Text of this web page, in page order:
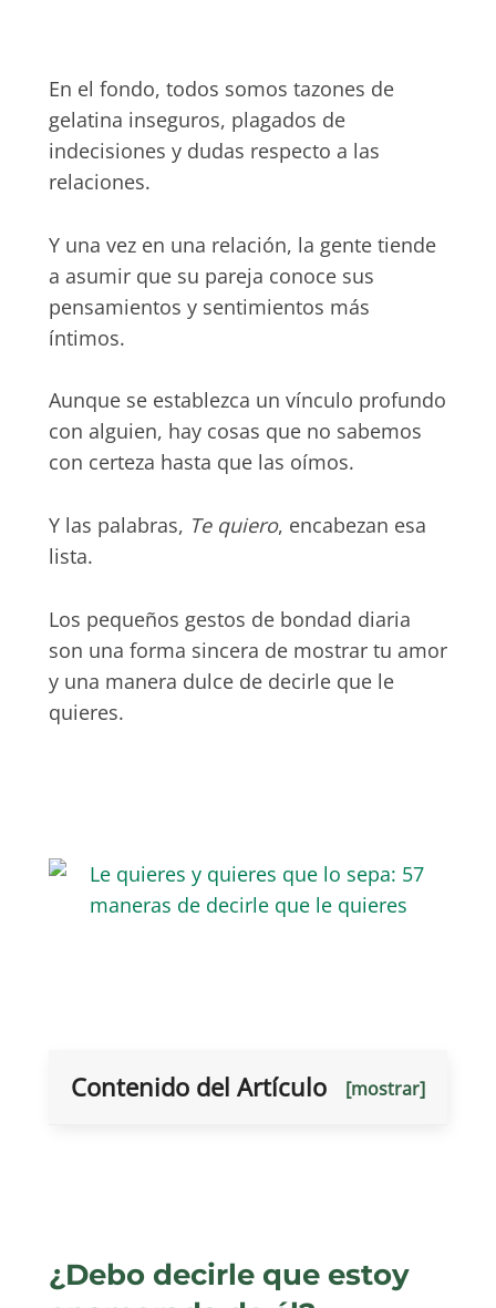
En el fondo, todos somos tazones de
gelatina inseguros, plagados de
indecisiones y dudas respecto a las
relaciones.
Y una vez en una relación, la gente tiende
a asumir que su pareja conoce sus
pensamientos y sentimientos más
íntimos.
Aunque se establezca un vínculo profundo
con alguien, hay cosas que no sabemos
con certeza hasta que las oímos.
Y las palabras, Te quiero, encabezan esa
lista.
Los pequeños gestos de bondad diaria
son una forma sincera de mostrar tu amor
y una manera dulce de decirle que le
quieres.
Contenido del Artículo [mostrar]
¿Debo decirle que estoy